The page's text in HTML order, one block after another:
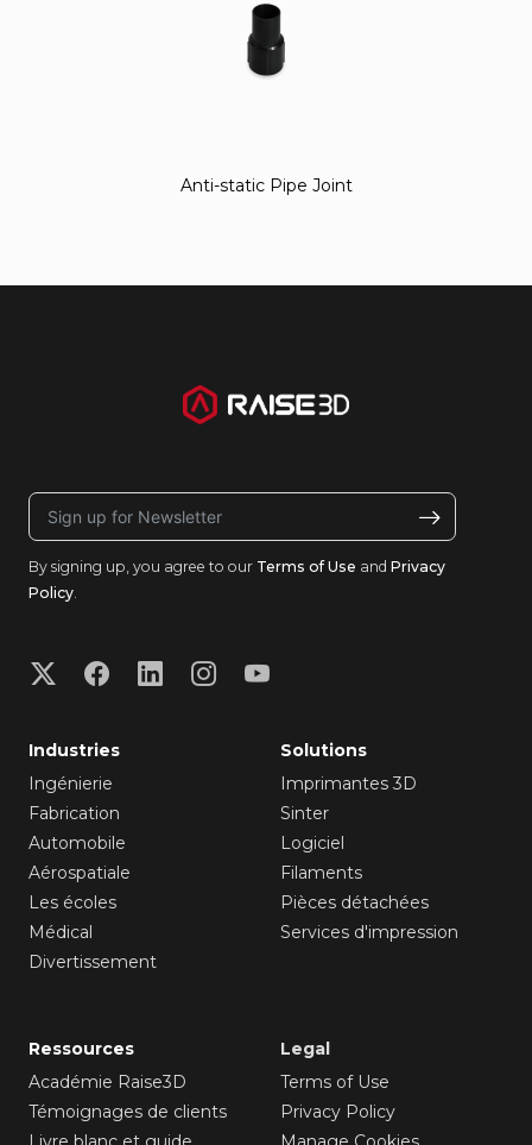
Anti-static Pipe Joint
By signing up, you agree to our Terms of Use and Privacy
Policy.
Industries
Ingénierie
Fabrication
Automobile
Aérospatiale
Les écoles
Médical
Divertissement
Solutions
Imprimantes 3D
Sinter
Logiciel
Filaments
Pièces détachées
Services d'impression
Ressources
Académie Raise3D
Témoignages de clients
Legal
Terms of Use
Privacy Policy